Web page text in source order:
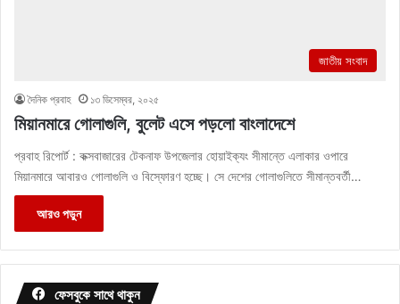
জাতীয় সংবাদ
দৈনিক প্রবাহ ১৩ ডিসেম্বর, ২০২৫
মিয়ানমারে গোলাগুলি, বুলেট এসে পড়লো বাংলাদেশে
প্রবাহ রিপোর্ট : কক্সবাজারের টেকনাফ উপজেলার হোয়াইক্যং সীমান্তে এলাকার ওপারে
মিয়ানমারে আবারও গোলাগুলি ও বিস্ফোরণ হচ্ছে। সে দেশের গোলাগুলিতে সীমান্তবর্তী…
আরও পড়ুন
ফেসবুকে সাথে থাকুন